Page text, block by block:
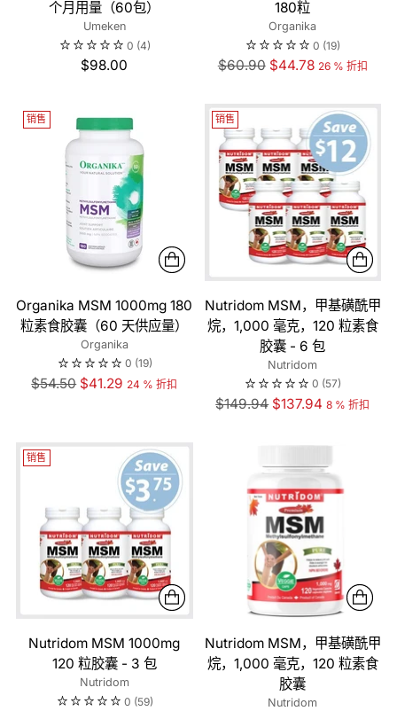
个月用量（60包）
Umeken
0 (4)
$98.00
180粒
Organika
0 (19)
正
格
$60.90 $44.78 26 % 折扣
销售
Organika MSM 1000mg 180
粒素食胶囊（60 天供应量）
Organika
0 (19)
正
$54.50 $41.29 24 % 折扣
销售
Nutridom MSM，甲基磺酰甲
烷，1,000 毫克，120 粒素食
胶囊 - 6 包
Nutridom
0 (57)
正
$149.94 $137.94 8 % 折扣
销售
Nutridom MSM 1000mg
120 粒胶囊 - 3 包
Nutridom
0 (59)
Nutridom MSM，甲基磺酰甲
烷，1,000 毫克，120 粒素食
胶囊
Nutridom